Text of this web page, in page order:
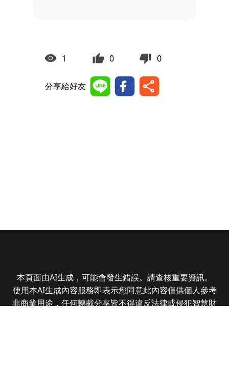
1 0 0
分享給好友
本頁面由AI生成，可能會發生錯誤。請查核重要資訊。
使用本AI生成內容服務即表示您同意此內容僅供個人參考
非商業用途，任何轉載分享皆不得違反法律或侵犯智慧財